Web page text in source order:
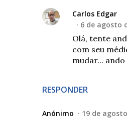
RESPONDER
Carlos Edgar
6 de agosto
Olá, tente
com seu
mudar...
Anónimo 19 de